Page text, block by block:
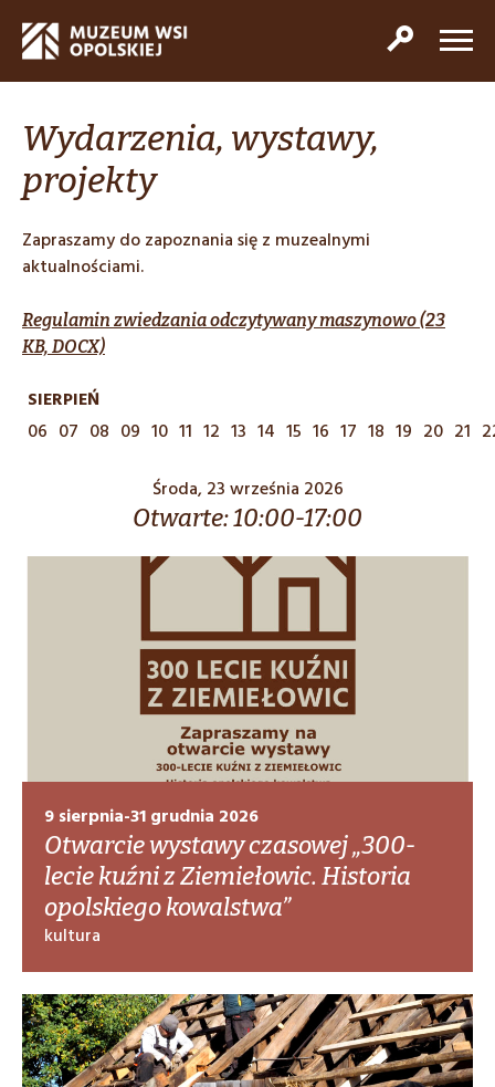
Wydarzenia, wystawy,
projekty
Zapraszamy do zapoznania się z muzealnymi
aktualnościami.
Regulamin zwiedzania odczytywany maszynowo (23
KB, DOCX)
SIERPIEŃ
06 07 08 09 10 11 12 13 14 15 16 17 18 19 20 21
Środa, 23 września 2026
Otwarte: 10:00-17:00
9 sierpnia-31 grudnia 2026
Otwarcie wystawy czasowej „300-
lecie kuźni z Ziemiełowic. Historia
opolskiego kowalstwa”
kultura